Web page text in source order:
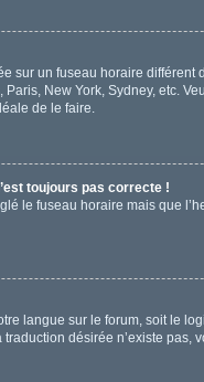
sur un fuseau horaire
New York, Sydney, etc.
de le faire.
toujours pas correcte !
le fuseau horaire mais que
langue sur le forum, soit le
désirée n’existe